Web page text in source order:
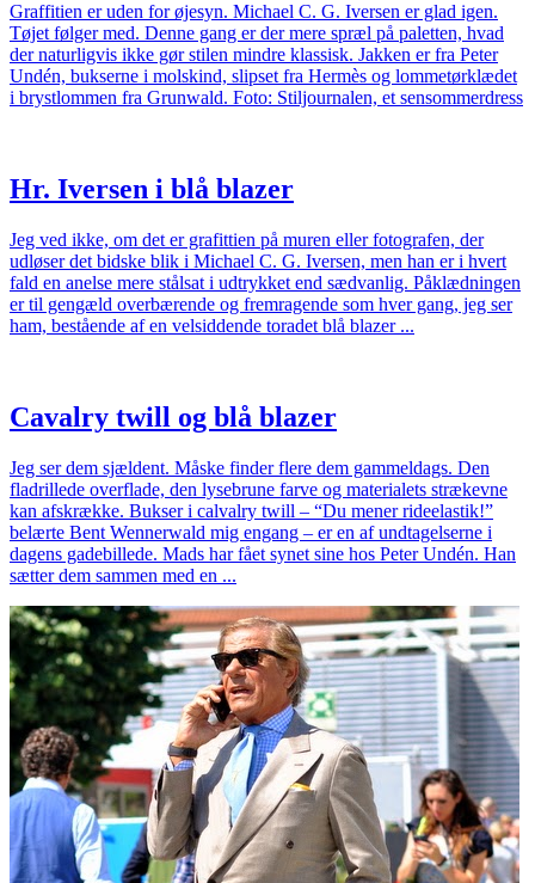
Graffitien er uden for øjesyn. Michael C. G. Iversen er glad igen.
Tøjet følger med. Denne gang er der mere spræl på paletten, hvad
der naturligvis ikke gør stilen mindre klassisk. Jakken er fra Peter
Undén, bukserne i molskind, slipset fra Hermès og lommetørklædet
i brystlommen fra Grunwald. Foto: Stiljournalen, et sensommerdress
Hr. Iversen i blå blazer
Jeg ved ikke, om det er grafittien på muren eller fotografen, der
udløser det bidske blik i Michael C. G. Iversen, men han er i hvert
fald en anelse mere stålsat i udtrykket end sædvanlig. Påklædningen
er til gengæld overbærende og fremragende som hver gang, jeg ser
ham, bestående af en velsiddende toradet blå blazer ...
Cavalry twill og blå blazer
Jeg ser dem sjældent. Måske finder flere dem gammeldags. Den
fladrillede overflade, den lysebrune farve og materialets strækevne
kan afskrække. Bukser i calvalry twill – “Du mener rideelastik!”
belærte Bent Wennerwald mig engang – er en af undtagelserne i
dagens gadebillede. Mads har fået synet sine hos Peter Undén. Han
sætter dem sammen med en ...